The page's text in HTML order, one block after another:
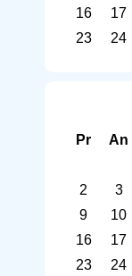
16
17
23
24
Pr
An
2
3
9
10
16
17
23
24